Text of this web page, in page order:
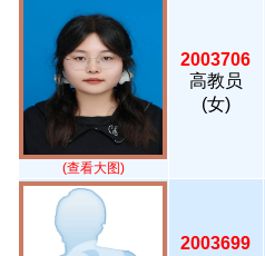
(查看大图)
2003706
高教员
(女)
2003699